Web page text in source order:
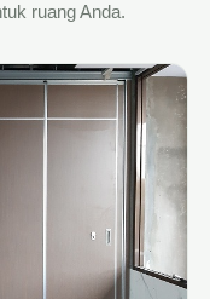
ruang Anda.